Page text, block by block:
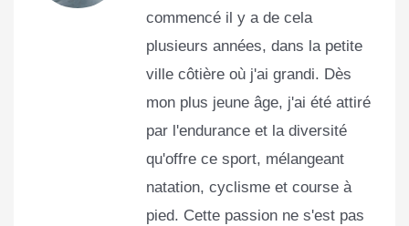
commencé il y a de cela
plusieurs années, dans la petite
ville côtière où j'ai grandi. Dès
mon plus jeune âge, j'ai été attiré
par l'endurance et la diversité
qu'offre ce sport, mélangeant
natation, cyclisme et course à
pied. Cette passion ne s'est pas